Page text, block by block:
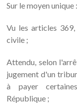
Sur le moyen unique :
Vu les articles
civile ;
Attendu, selon
jugement d'un
à payer
République ;